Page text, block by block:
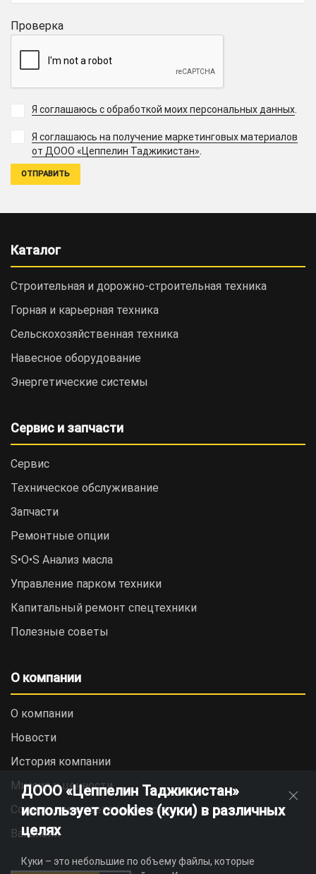
Проверка
Я соглашаюсь с обработкой моих персональных данных.
Я соглашаюсь на получение маркетинговых материалов
от ДООО «Цеппелин Таджикистан».
Каталог
Строительная и дорожно-cтроительная техника
Горная и карьерная техника
Сельскохозяйственная техника
Навесное оборудование
Энергетические системы
Сервис и запчасти
Сервис
Техническое обслуживание
Запчасти
Ремонтные опции
S•O•S Анализ масла
Управление парком техники
Капитальный ремонт спецтехники
Полезные советы
О компании
О компании
Новости
История компании
Миссия и ценности
Социальная ответственность
Вакансии
ДООО «Цеппелин Таджикистан»
использует cookies (куки) в различных
целях
Куки – это небольшие по объему файлы, которые